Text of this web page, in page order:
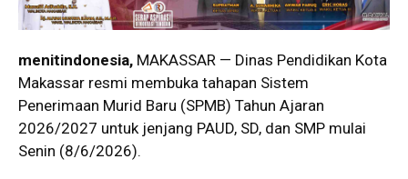
menitindonesia, MAKASSAR — Dinas Pendidikan Kota
Makassar resmi membuka tahapan Sistem
Penerimaan Murid Baru (SPMB) Tahun Ajaran
2026/2027 untuk jenjang PAUD, SD, dan SMP mulai
Senin (8/6/2026).